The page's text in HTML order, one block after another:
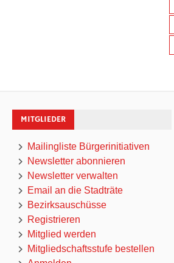
MITGLIEDER
Mailingliste Bürgerinitiativen
Newsletter abonnieren
Newsletter verwalten
Email an die Stadträte
Bezirksauschüsse
Registrieren
Mitglied werden
Mitgliedschaftsstufe bestellen